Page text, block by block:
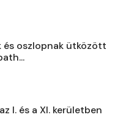
és oszlopnak ütközött
I. és a XI. kerületben